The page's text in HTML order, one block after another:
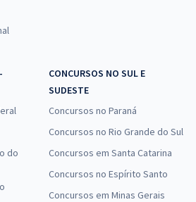
do
CONCURSOS NO SUL E
SUDESTE
Concursos no Paraná
Concursos no Rio Grande do Sul
Concursos em Santa Catarina
Concursos no Espírito Santo
Concursos em Minas Gerais